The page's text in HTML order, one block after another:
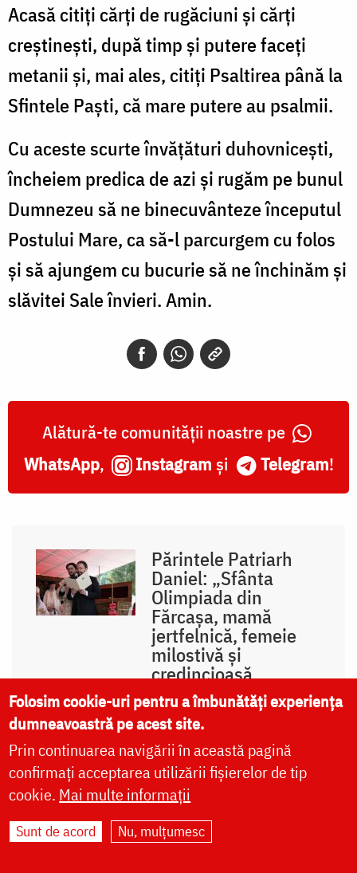
Acasă citiți cărți de rugăciuni și cărți
creștinești, după timp și putere faceți
metanii și, mai ales, citiți Psaltirea până la
Sfintele Paști, că mare putere au psalmii.
Cu aceste scurte învățături duhovnicești,
încheiem predica de azi și rugăm pe bunul
Dumnezeu să ne binecuvânteze începutul
Postului Mare, ca să-l parcurgem cu folos
și să ajungem cu bucurie să ne închinăm și
slăvitei Sale învieri. Amin.
Alătură-te comunității noastre pe
WhatsApp, Instagram și Telegram!
Părintele Patriarh
Daniel: „Sfânta
Olimpiada din
Fărcașa, mamă
jertfelnică, femeie
milostivă și
credincioasă,
pregătită pentru
ceasul morții”
IPS Părinte Teofan:
„Mulțumim lui
Dumnezeu pentru un
asemenea dar,
Folosim cookie-uri pentru a îmbunătăți experiența
dumneavoastră pe acest site.
Prin continuarea navigării în această pagină
confirmați acceptarea utilizării fișierelor de tip
cookie. Mai multe informații
Sunt de acord Nu, mulțumesc